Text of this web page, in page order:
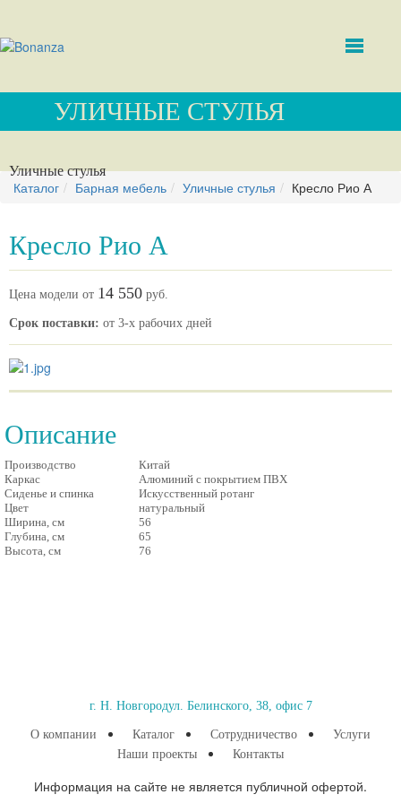
УЛИЧНЫЕ СТУЛЬЯ
Уличные стулья
Каталог Барная мебель Уличные стулья Кресло Рио А
Кресло Рио А
Цена модели от 14 550 руб.
Срок поставки: от 3-х рабочих дней
Описание
Производство
Китай
Каркас
Алюминий с покрытием ПВХ
Сиденье и спинка
Искусственный ротанг
Цвет
натуральный
Ширина, см
56
Глубина, см
65
Высота, см
76
г. Н. Новгородул. Белинского, 38, офис 7
О компании Каталог Сотрудничество
Услуги
Наши проекты
Контакты
Информация на сайте не является публичной офертой.